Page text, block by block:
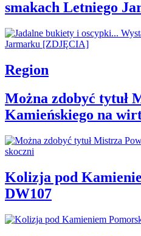
smakach Letniego
Region
Można zdobyć tytuł
Kamieńskiego na
Kolizja pod
DW107